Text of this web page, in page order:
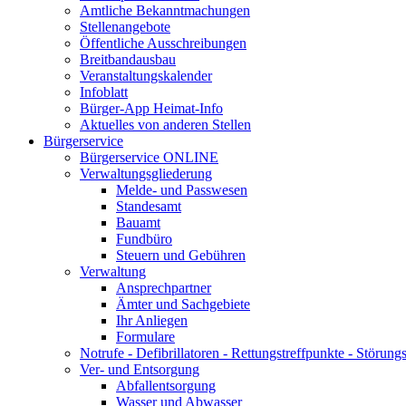
Amtliche Bekanntmachungen
Stellenangebote
Öffentliche Ausschreibungen
Breitbandausbau
Veranstaltungskalender
Infoblatt
Bürger-App Heimat-Info
Aktuelles von anderen Stellen
Bürgerservice
Bürgerservice ONLINE
Verwaltungsgliederung
Melde- und Passwesen
Standesamt
Bauamt
Fundbüro
Steuern und Gebühren
Verwaltung
Ansprechpartner
Ämter und Sachgebiete
Ihr Anliegen
Formulare
Notrufe - Defibrillatoren - Rettungstreffpunkte -
Ver- und Entsorgung
Abfallentsorgung
Wasser und Abwasser